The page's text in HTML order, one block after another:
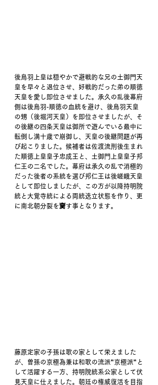
後鳥羽上皇は穏やかで避戦的な兄の土御門天
皇を早々と退位させ、好戦的だった弟の順徳
天皇を愛し即位させました。承久の乱後幕府
側は後鳥羽-順徳の血統を避け、後鳥羽天皇
の甥（後堀河天皇）を即位させましたが、そ
の後継の四条天皇は御所で遊んでいる最中に
転倒し満十歳で崩御し、天皇の後継問題が再
び起こりました。候補者は佐渡流刑後生まれ
た順徳上皇皇子忠成王と、土御門上皇皇子邦
仁王の二名でした。幕府は承久の乱で消極的
だった後者の系統を選び邦仁王は後嵯峨天皇
として即位しましたが、この方が以降持明院
統と大覚寺統による両統迭立状態を作り、更
に南北朝分裂を齎す事となります。
藤原定家の子孫は歌の家として栄えました
が、曽孫の京極為兼は和歌の流派“京極派“と
して活躍する一方、持明院統系公家として伏
見天皇に仕えました。朝廷の権威復活を目指